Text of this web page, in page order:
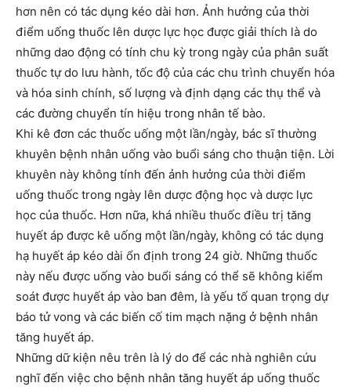
hơn nên có tác dụng kéo dài hơn. Ảnh hưởng của thời
điểm uống thuốc lên dược lực học được giải thích là do
những dao động có tính chu kỳ trong ngày của phân suất
thuốc tự do lưu hành, tốc độ của các chu trình chuyển hóa
và hóa sinh chính, số lượng và định dạng các thụ thể và
các đường chuyển tín hiệu trong nhân tế bào.
Khi kê đơn các thuốc uống một lần/ngày, bác sĩ thường
khuyên bệnh nhân uống vào buổi sáng cho thuận tiện. Lời
khuyên này không tính đến ảnh hưởng của thời điểm
uống thuốc trong ngày lên dược động học và dược lực
học của thuốc. Hơn nữa, khá nhiều thuốc điều trị tăng
huyết áp được kê uống một lần/ngày, không có tác dụng
hạ huyết áp kéo dài ổn định trong 24 giờ. Những thuốc
này nếu được uống vào buổi sáng có thể sẽ không kiểm
soát được huyết áp vào ban đêm, là yếu tố quan trọng dự
báo tử vong và các biến cố tim mạch nặng ở bệnh nhân
tăng huyết áp.
Những dữ kiện nêu trên là lý do để các nhà nghiên cứu
nghĩ đến việc cho bệnh nhân tăng huyết áp uống thuốc